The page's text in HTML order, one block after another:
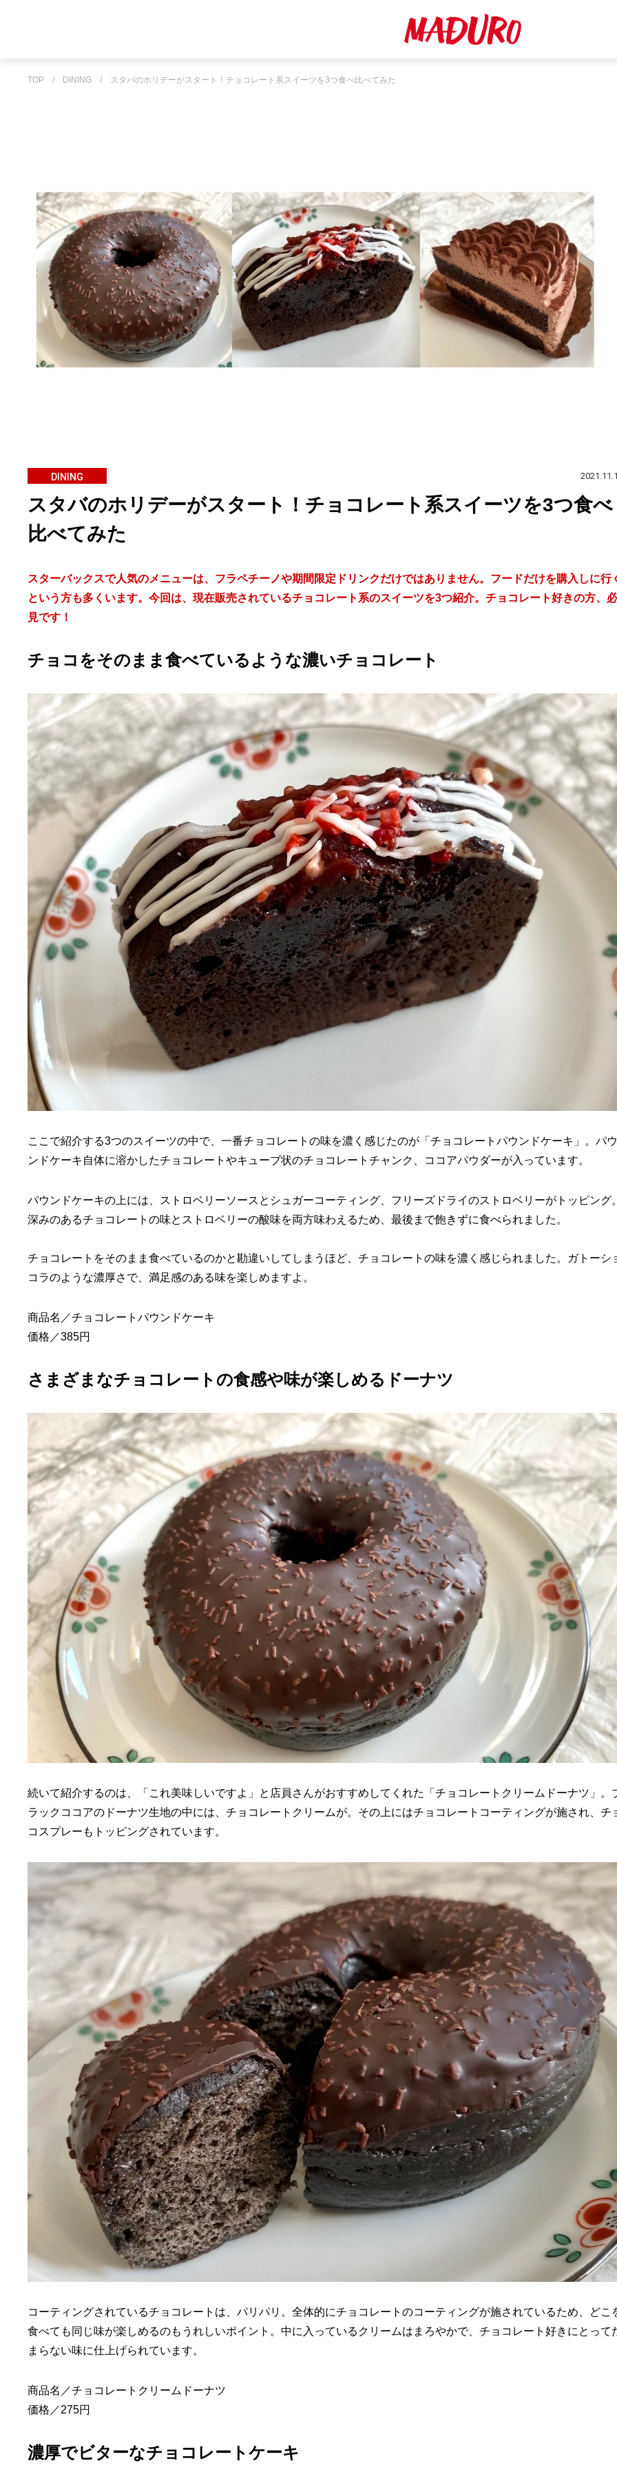
TOP / DINING / スタバのホリデーがスタート！チョコレート系スイーツを3つ食べ比べてみた
DINING
スタバのホリデーがスタート！チョコレート系スイーツを3つ食べ
比べてみた
スターバックスで人気のメニューは、フラペチーノや期間限定ドリンクだけではありません。フードだけを購入しに行
という方も多くいます。今回は、現在販売されているチョコレート系のスイーツを3つ紹介。チョコレート好きの方、必
見です！
チョコをそのまま食べているような濃いチョコレート
ここで紹介する3つのスイーツの中で、一番チョコレートの味を濃く感じたのが「チョコレートパウンドケーキ」。パウ
ンドケーキ自体に溶かしたチョコレートやキューブ状のチョコレートチャンク、ココアパウダーが入っています。
パウンドケーキの上には、ストロベリーソースとシュガーコーティング、フリーズドライのストロベリーがトッピング
深みのあるチョコレートの味とストロベリーの酸味を両方味わえるため、最後まで飽きずに食べられました。
チョコレートをそのまま食べているのかと勘違いしてしまうほど、チョコレートの味を濃く感じられました。ガトーシ
コラのような濃厚さで、満足感のある味を楽しめますよ。
商品名／チョコレートパウンドケーキ
価格／385円
さまざまなチョコレートの食感や味が楽しめるドーナツ
続いて紹介するのは、「これ美味しいですよ」と店員さんがおすすめしてくれた「チョコレートクリームドーナツ」。
ラックココアのドーナツ生地の中には、チョコレートクリームが。その上にはチョコレートコーティングが施され、チ
コスプレーもトッピングされています。
コーティングされているチョコレートは、パリパリ。全体的にチョコレートのコーティングが施されているため、どこ
食べても同じ味が楽しめるのもうれしいポイント。中に入っているクリームはまろやかで、チョコレート好きにとって
まらない味に仕上げられています。
商品名／チョコレートクリームドーナツ
価格／275円
濃厚でビターなチョコレートケーキ